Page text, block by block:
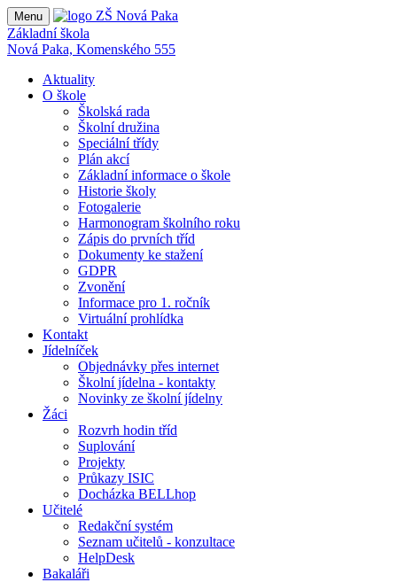
Menu
Základní škola
Nová Paka, Komenského 555
Aktuality
O škole
Školská rada
Školní družina
Speciální třídy
Plán akcí
Základní informace o škole
Historie školy
Fotogalerie
Harmonogram školního roku
Zápis do prvních tříd
Dokumenty ke stažení
GDPR
Zvonění
Informace pro 1. ročník
Virtuální prohlídka
Kontakt
Jídelníček
Objednávky přes internet
Školní jídelna - kontakty
Novinky ze školní jídelny
Žáci
Rozvrh hodin tříd
Suplování
Projekty
Průkazy ISIC
Docházka BELLhop
Učitelé
Redakční systém
Seznam učitelů - konzultace
HelpDesk
Bakaláři